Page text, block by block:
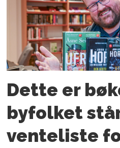
Dette er
byfolket
venteliste